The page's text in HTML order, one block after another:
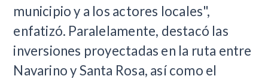
municipio y a los actores locales",
enfatizó. Paralelamente, destacó las
inversiones proyectadas en la ruta entre
Navarino y Santa Rosa, así como el